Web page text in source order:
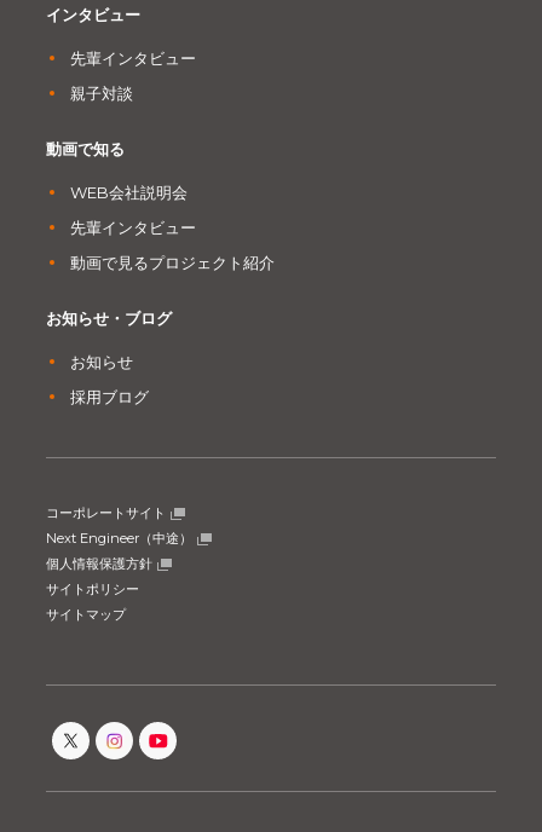
インタビュー
先輩インタビュー
親子対談
動画で知る
WEB会社説明会
先輩インタビュー
動画で見るプロジェクト紹介
お知らせ・ブログ
お知らせ
採用ブログ
コーポレートサイト
Next Engineer（中途）
個人情報保護方針
サイトポリシー
サイトマップ